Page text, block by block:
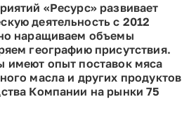
«Ресурс» развивает
деятельность с 2012
наращиваем объемы
географию присутствия.
имеют опыт поставок мяса
масла и других продуктов
Компании на рынки 75